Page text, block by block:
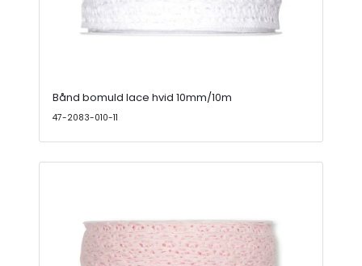
Bånd bomuld lace hvid 10mm/10m
47-2083-010-11